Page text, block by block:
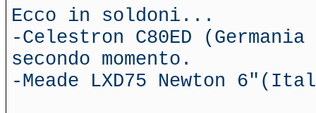
Ecco in soldoni...
-Celestron C80ED
secondo momento.
-Meade LXD75 Newton